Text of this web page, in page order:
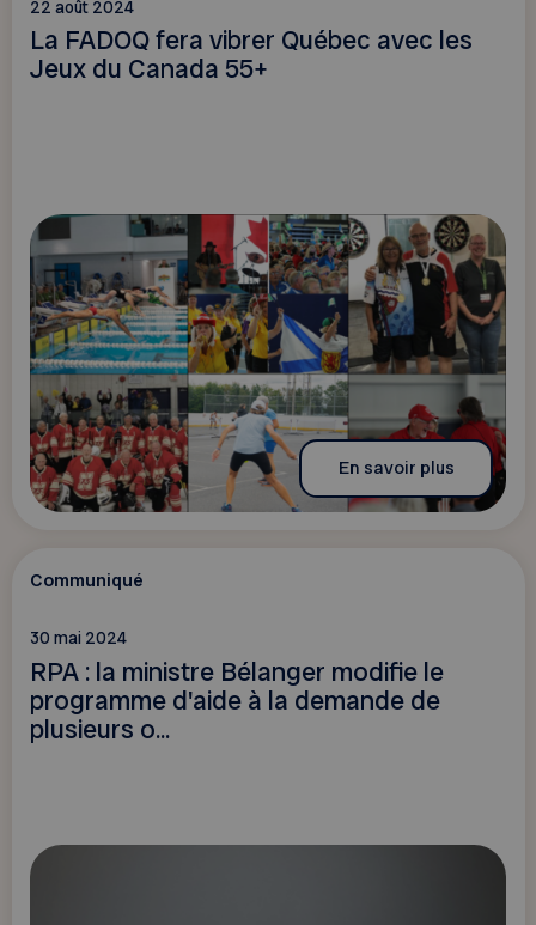
22 août 2024
La FADOQ fera vibrer Québec avec les
Jeux du Canada 55+
En savoir plus
Communiqué
30 mai 2024
RPA : la ministre Bélanger modifie le
programme d'aide à la demande de
plusieurs o...